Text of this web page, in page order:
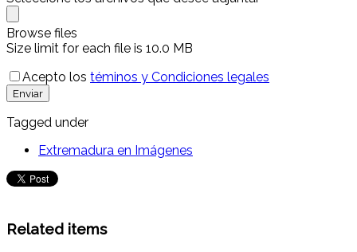
Browse files
Size limit for each file is 10.0 MB
Acepto los téminos y Condiciones legales
Enviar
Tagged under
Extremadura en Imágenes
Related items